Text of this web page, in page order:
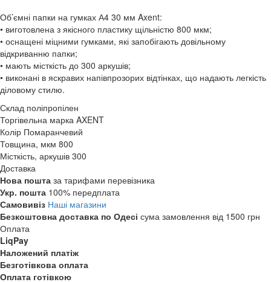
Об’ємні папки на гумках А4 30 мм Axent:
• виготовлена з якісного пластику щільністю 800 мкм;
• оснащені міцними гумками, які запобігають довільному
відкриванню папки;
• мають місткість до 300 аркушів;
• виконані в яскравих напівпрозорих відтінках, що надають легкість
діловому стилю.
Склад поліпропілен
Торгівельна марка AXENT
Колір Помаранчевий
Товщина, мкм 800
Місткість, аркушів 300
Доставка
Нова пошта за тарифами перевізника
Укр. пошта 100% передплата
Самовивіз Наші магазини
Безкоштовна доставка по Одесі сума замовлення від 1500 грн
Оплата
LiqPay
Наложений платіж
Безготівкова оплата
Оплата готівкою